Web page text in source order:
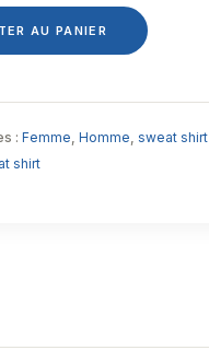
AU PANIER
: Femme, Homme, sweat shirt
shirt